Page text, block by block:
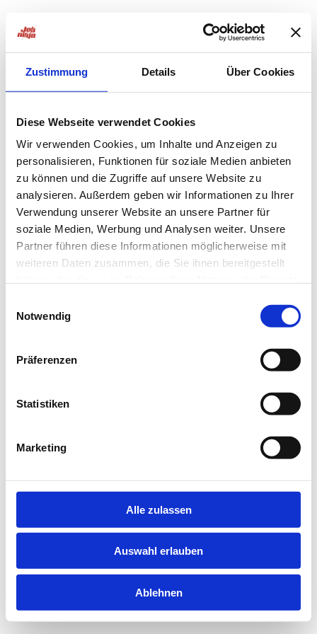
Zustimmung Details Über Cookies
Diese Webseite verwendet Cookies
Wir verwenden Cookies, um Inhalte und Anzeigen zu
personalisieren, Funktionen für soziale Medien anbieten
zu können und die Zugriffe auf unsere Website zu
analysieren. Außerdem geben wir Informationen zu Ihrer
Verwendung unserer Website an unsere Partner für
soziale Medien, Werbung und Analysen weiter. Unsere
Partner führen diese Informationen möglicherweise mit
weiteren Daten zusammen, die Sie ihnen bereitgestellt
Notwendig
Präferenzen
Statistiken
Marketing
Alle zulassen
Auswahl erlauben
Ablehnen
loadingjobninja.com
for more